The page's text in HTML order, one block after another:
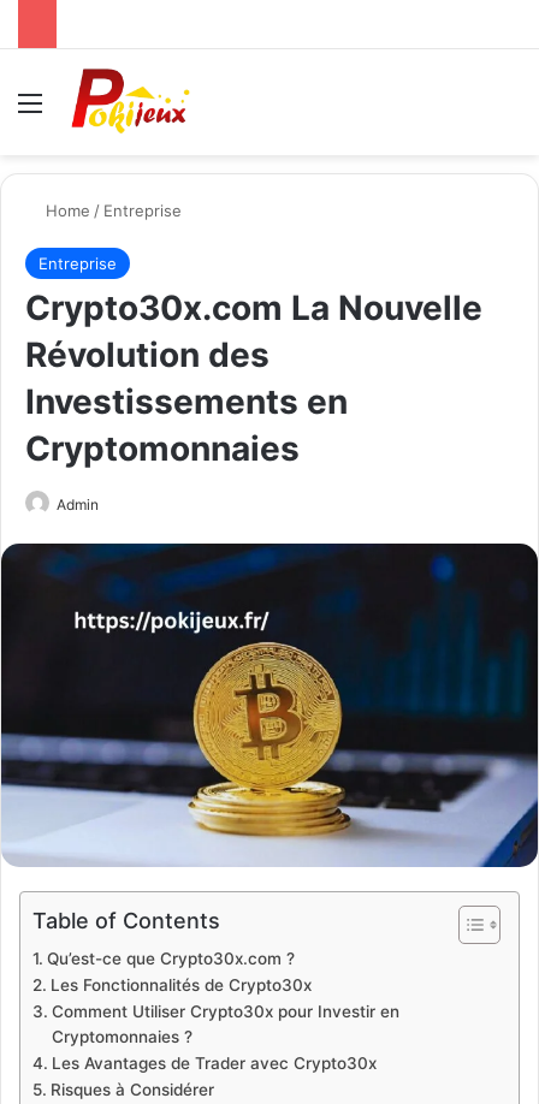
Menu
Home / Entreprise
Entreprise
Crypto30x.com La Nouvelle
Révolution des
Investissements en
Cryptomonnaies
Admin
email
Table of Contents
Qu’est-ce que Crypto30x.com ?
Les Fonctionnalités de Crypto30x
Comment Utiliser Crypto30x pour Investir en
Cryptomonnaies ?
Les Avantages de Trader avec Crypto30x
Risques à Considérer